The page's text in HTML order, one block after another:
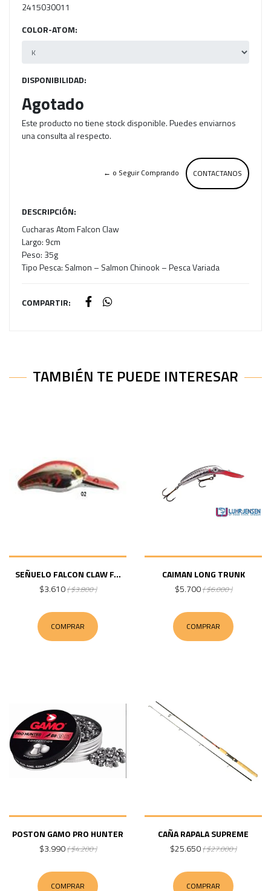
2415030011
COLOR-ATOM:
DISPONIBILIDAD:
Agotado
Este producto no tiene stock disponible. Puedes enviarnos
una consulta al respecto.
CONTACTANOS
← o Seguir Comprando
DESCRIPCIÓN:
Cucharas Atom Falcon Claw
Largo: 9cm
Peso: 35g
Tipo Pesca: Salmon – Salmon Chinook – Pesca Variada
COMPARTIR:
TAMBIÉN TE PUEDE INTERESAR
SEÑUELO FALCON CLAW F...
$3.610( $3.800 )
COMPRAR
CAIMAN LONG TRUNK
$5.700( $6.000 )
COMPRAR
POSTON GAMO PRO HUNTER
$3.990( $4.200 )
COMPRAR
CAÑA RAPALA SUPREME
$25.650( $27.000 )
COMPRAR